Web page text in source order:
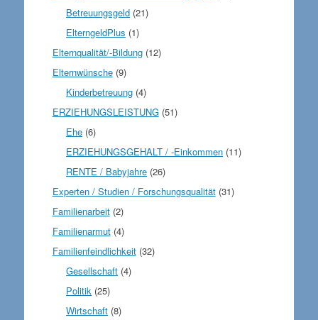
Betreuungsgeld (21)
ElterngeldPlus (1)
Elternqualität/-Bildung(12)
Elternwünsche(9)
Kinderbetreuung (4)
ERZIEHUNGSLEISTUNG(51)
Ehe (6)
ERZIEHUNGSGEHALT / -Einkommen (11)
RENTE / Babyjahre (26)
Experten / Studien / Forschungsqualität(31)
Familienarbeit(2)
Familienarmut(4)
Familienfeindlichkeit(32)
Gesellschaft (4)
Politik (25)
Wirtschaft (8)